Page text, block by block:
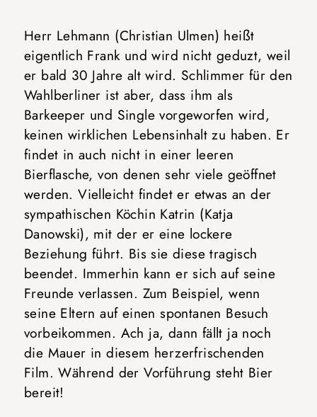
Herr Lehmann (Christian Ulmen) heißt
eigentlich Frank und wird nicht geduzt, weil
er bald 30 Jahre alt wird. Schlimmer für den
Wahlberliner ist aber, dass ihm als
Barkeeper und Single vorgeworfen wird,
keinen wirklichen Lebensinhalt zu haben. Er
findet in auch nicht in einer leeren
Bierflasche, von denen sehr viele geöffnet
werden. Vielleicht findet er etwas an der
sympathischen Köchin Katrin (Katja
Danowski), mit der er eine lockere
Beziehung führt. Bis sie diese tragisch
beendet. Immerhin kann er sich auf seine
Freunde verlassen. Zum Beispiel, wenn
seine Eltern auf einen spontanen Besuch
vorbeikommen. Ach ja, dann fällt ja noch
die Mauer in diesem herzerfrischenden
Film. Während der Vorführung steht Bier
bereit!